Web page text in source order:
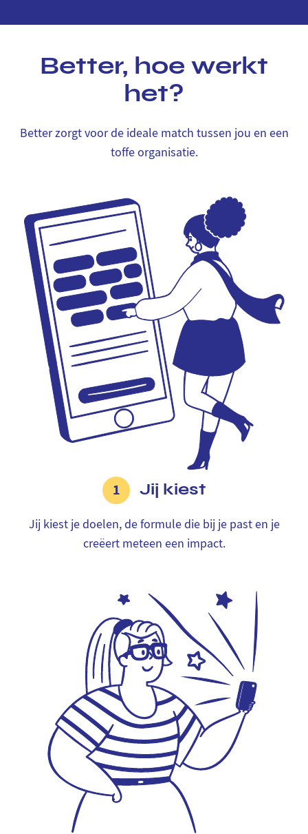
Better, hoe werkt
het?
Better zorgt voor de ideale match tussen jou en een
toffe organisatie.
1 Jij kiest
Jij kiest je doelen, de formule die bij je past en je
creëert meteen een impact.